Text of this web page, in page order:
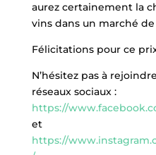
aurez certainement la
vins dans un marché
Félicitations pour ce
N’hésitez pas à
réseaux sociaux :
https://
et
https://